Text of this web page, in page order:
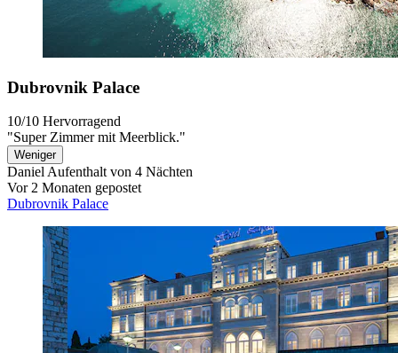
Dubrovnik Palace
10/10 Hervorragend
"Super Zimmer mit Meerblick."
Weniger
Daniel Aufenthalt von 4 Nächten
Vor 2 Monaten gepostet
Dubrovnik Palace